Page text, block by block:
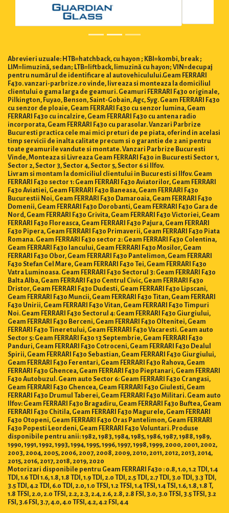
Abrevieri uzuale: HTB=hatchback, cu hayon ; KBI=kombi, break ;
LIM=limuzină, sedan; LTB=liftback, limuzină cu hayon; VIN=decupaj
pentru numărul de identificare al autovehiculului.Geam FERRARI
F430. vanzari-parbrize.ro vinde, livreaza si monteaza la domiciliul
clientului o gama larga de geamuri. Geamuri FERRARI F430 originale,
Pilkington, Fuyao, Benson, Saint-Gobain, Agc, Syg. Geam FERRARI F430
cu senzor de ploaie, Geam FERRARI F430 cu senzor lumina, Geam
FERRARI F430 cu incalzire, Geam FERRARI F430 cu antena radio
incorporata, Geam FERRARI F430 cu parasolar. Vanzari Parbrize
Bucuresti practica cele mai mici preturi de pe piata, oferind in acelasi
timp servicii de inalta calitate precum si o garantie de 2 ani pentru
toate geamurile vandute si montate. Vanzari Parbrize Bucuresti
Vinde, Monteaza si Livreaza Geam FERRARI F430 in Bucuresti Sector 1,
Sector 2, Sector 3, Sector 4, Sector 5, Sector 6 si Ilfov.
Livram si montam la domiciliul clientului in Bucuresti si Ilfov. Geam
FERRARI F430 sector 1: Geam FERRARI F430 Aviatorilor, Geam FERRARI
F430 Aviatiei, Geam FERRARI F430 Baneasa, Geam FERRARI F430
Bucurestii Noi, Geam FERRARI F430 Damaroaia, Geam FERRARI F430
Domenii, Geam FERRARI F430 Dorobanti, Geam FERRARI F430 Gara de
Nord, Geam FERRARI F430 Grivita, Geam FERRARI F430 Victoriei, Geam
FERRARI F430 Floreasca, Geam FERRARI F430 Pajura, Geam FERRARI
F430 Pipera, Geam FERRARI F430 Primaverii, Geam FERRARI F430 Piata
Romana. Geam FERRARI F430 sector 2: Geam FERRARI F430 Colentina,
Geam FERRARI F430 Iancului, Geam FERRARI F430 Mosilor, Geam
FERRARI F430 Obor, Geam FERRARI F430 Pantelimon, Geam FERRARI
F430 Stefan Cel Mare, Geam FERRARI F430 Tei, Geam FERRARI F430
Vatra Luminoasa. Geam FERRARI F430 Sectorul 3: Geam FERRARI F430
Balta Alba, Geam FERRARI F430 Centrul Civic, Geam FERRARI F430
Dristor, Geam FERRARI F430 Dudesti, Geam FERRARI F430 Lipscani,
Geam FERRARI F430 Muncii, Geam FERRARI F430 Titan, Geam FERRARI
F430 Unirii, Geam FERRARI F430 Vitan, Geam FERRARI F430 Timpuri
Noi. Geam FERRARI F430 Sectorul 4: Geam FERRARI F430 Giurgiului,
Geam FERRARI F430 Berceni, Geam FERRARI F430 Oltenitei, Geam
FERRARI F430 Tineretului, Geam FERRARI F430 Vacaresti. Geam auto
Sector 5: Geam FERRARI F430 13 Septembrie, Geam FERRARI F430
Panduri, Geam FERRARI F430 Cotroceni, Geam FERRARI F430 Dealul
Spirii, Geam FERRARI F430 Sebastian, Geam FERRARI F430 Giurgiului,
Geam FERRARI F430 Ferentari, Geam FERRARI F430 Rahova, Geam
FERRARI F430 Ghencea, Geam FERRARI F430 Pieptanari, Geam FERRARI
F430 Autobuzul. Geam auto Sector 6: Geam FERRARI F430 Crangasi,
Geam FERRARI F430 Ghencea, Geam FERRARI F430 Giulesti, Geam
FERRARI F430 Drumul Taberei, Geam FERRARI F430 Militari. Geam auto
Ilfov: Geam FERRARI F430 Bragadiru, Geam FERRARI F430 Buftea, Geam
FERRARI F430 Chitila, Geam FERRARI F430 Magurele, Geam FERRARI
F430 Otopeni, Geam FERRARI F430 Oras Pantelimon, Geam FERRARI
F430 Popesti Leordeni, Geam FERRARI F430 Voluntari. Produse
disponibile pentru anii: 1982, 1983, 1984, 1985, 1986, 1987, 1988, 1989,
1990, 1991, 1992, 1993, 1994, 1995, 1996, 1997, 1998, 1999, 2000, 2001, 2002,
2003, 2004, 2005, 2006, 2007, 2008, 2009, 2010, 2011, 2012, 2013, 2014,
2015, 2016, 2017, 2018, 2019, 2020
Motorizari disponibile pentru Geam FERRARI F430 : 0.8, 1.0, 1.2 TDI, 1.4
TDI, 1.6 TDI 1.6, 1.8, 1.8 TDI, 1.9 TDI, 2.0 TDI, 2.5 TDI, 2.7 TDI, 3.0 TDI, 3.3 TDI,
3.5 TDI, 4.2 TDI, 6.0 TDI, 2.0, 1.0 TFSI, 1.2 TFSI, 1.4 TFSI, 1.4 TSI, 1.6, 1.8, 1.8 T,
1.8 TFSI, 2.0, 2.0 TFSI, 2.2, 2.3, 2.4, 2.6, 2.8, 2.8 FSI, 3.0, 3.0 TFSI, 3.5 TFSI, 3.2
FSI, 3.6 FSI, 3.7, 4.0, 4.0 TFSI, 4.2, 4.2 FSI, 4.4